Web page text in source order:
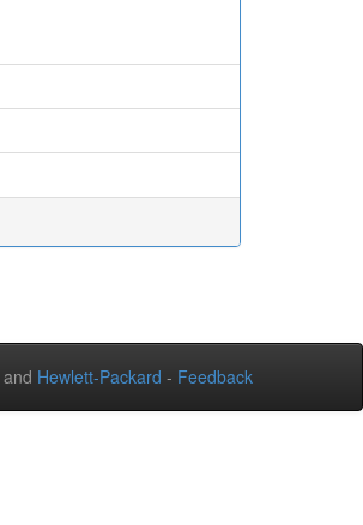
and Hewlett-Packard - Feedback